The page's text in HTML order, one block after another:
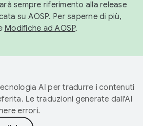
sempre riferimento alla release
su AOSP. Per saperne di più,
Modifiche ad AOSP.
AI per tradurre i contenuti
Le traduzioni generate dall'AI
errori.